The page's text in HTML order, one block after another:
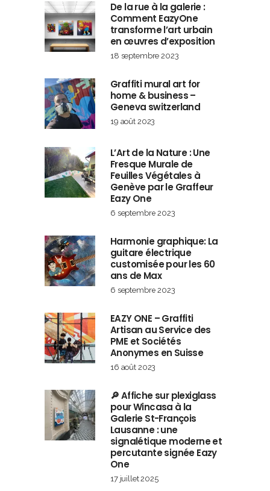
De la rue à la galerie :
Comment EazyOne
transforme l’art urbain
en œuvres d’exposition
18 septembre 2023
Graffiti mural art for
home & business –
Geneva switzerland
19 août 2023
L’Art de la Nature : Une
Fresque Murale de
Feuilles Végétales à
Genève par le Graffeur
Eazy One
6 septembre 2023
Harmonie graphique: La
guitare électrique
customisée pour les 60
ans de Max
6 septembre 2023
EAZY ONE – Graffiti
Artisan au Service des
PME et Sociétés
Anonymes en Suisse
16 août 2023
🔎 Affiche sur plexiglass
pour Wincasa à la
Galerie St-François
Lausanne : une
signalétique moderne et
percutante signée Eazy
One
17 juillet 2025